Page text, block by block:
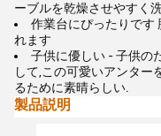
ーブルを乾燥させやすく
作業台にぴったりです
れます
子供に優しい - 子供の
して,この可愛いアンター
るために素晴らしい.
製品説明